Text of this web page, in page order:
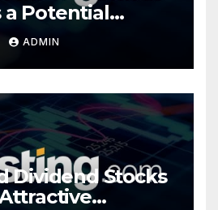
a Potential
ADMIN
Dividend Stocks